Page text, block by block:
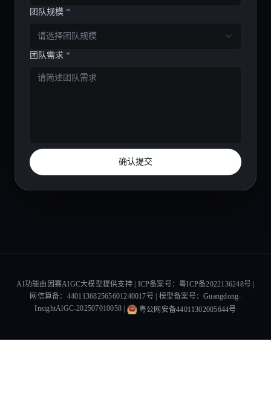
团队规模 *
请选择团队规模
团队需求 *
确认提交
AI功能由因赛AIGC大模型提供支持 | ICP备案号：粤ICP备2022136248号 |
网信算备：440113682565601240017号 | 模型备案号：Guangdong-
InsightAlGC-202507010058 |
粤公网安备44011302005644号